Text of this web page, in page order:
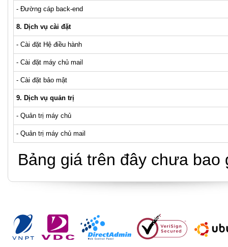
- Đường cáp back-end
8. Dịch vụ cài đặt
- Cài đặt Hệ điều hành
- Cài đặt máy chủ mail
- Cài đặt bảo mật
9. Dịch vụ quản trị
- Quản trị máy chủ
- Quản trị máy chủ mail
Bảng giá trên đây chưa bao